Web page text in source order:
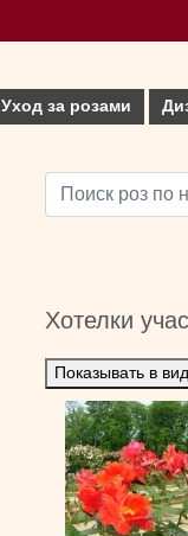
Уход за розами
Хотелки
Показывать в